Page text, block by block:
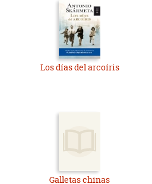
Los días del arcoíris
Galletas chinas